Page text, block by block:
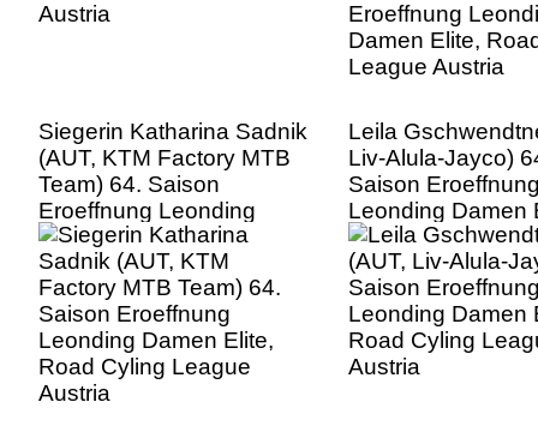
Siegerin Katharina Sadnik
(AUT, KTM Factory MTB
Team) 64. Saison
Eroeffnung Leonding
Damen Elite, Road Cyling
League Austria
Leila
Liv-Alula-Jayco)
Saison
Leonding Damen
Road Cyling
Austria